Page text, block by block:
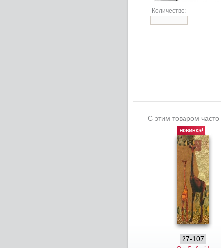
Количество:
С этим товаром часто
27-107